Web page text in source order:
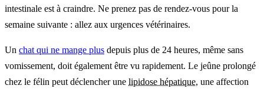
intestinale est à craindre. Ne prenez pas de rendez-vous pour la
semaine suivante : allez aux urgences vétérinaires.
Un chat qui ne mange plus depuis plus de 24 heures, même sans
vomissement, doit également être vu rapidement. Le jeûne prolongé
chez le félin peut déclencher une lipidose hépatique, une affection